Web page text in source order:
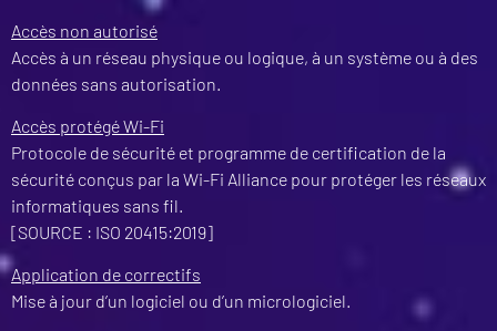
Accès non autorisé
Accès à un réseau physique ou logique, à un système ou à des
données sans autorisation.
Accès protégé Wi-Fi
Protocole de sécurité et programme de certification de la
sécurité conçus par la Wi-Fi Alliance pour protéger les réseaux
informatiques sans fil.
[SOURCE : ISO 20415:2019]
Application de correctifs
Mise à jour d’un logiciel ou d’un micrologiciel.